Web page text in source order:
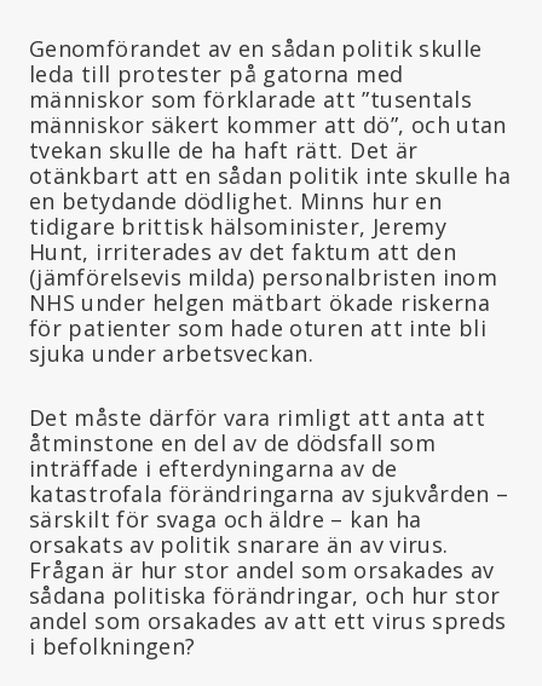
Genomförandet av en sådan politik skulle
leda till protester på gatorna med
människor som förklarade att ”tusentals
människor säkert kommer att dö”, och utan
tvekan skulle de ha haft rätt. Det är
otänkbart att en sådan politik inte skulle ha
en betydande dödlighet. Minns hur en
tidigare brittisk hälsominister, Jeremy
Hunt, irriterades av det faktum att den
(jämförelsevis milda) personalbristen inom
NHS under helgen mätbart ökade riskerna
för patienter som hade oturen att inte bli
sjuka under arbetsveckan.
Det måste därför vara rimligt att anta att
åtminstone en del av de dödsfall som
inträffade i efterdyningarna av de
katastrofala förändringarna av sjukvården –
särskilt för svaga och äldre – kan ha
orsakats av politik snarare än av virus.
Frågan är hur stor andel som orsakades av
sådana politiska förändringar, och hur stor
andel som orsakades av att ett virus spreds
i befolkningen?